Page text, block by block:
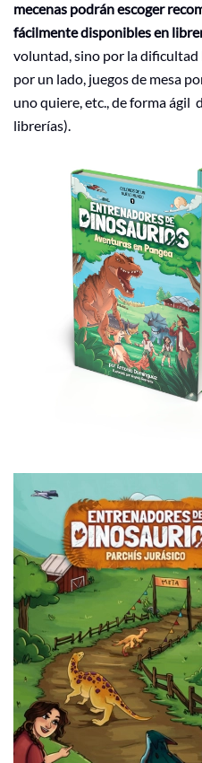
mecenas podrán escoger
fácilmente disponibles en
voluntad, sino por la
por un lado, juegos de mesa
uno quiere, etc., de forma ágil
librerías).